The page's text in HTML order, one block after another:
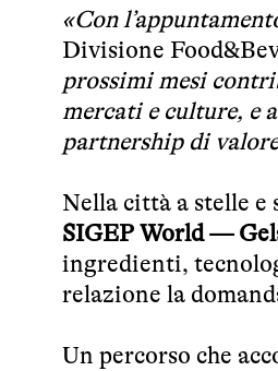
«Con
Divisione
prossimi mesi
mercati e culture, e
partnership di
Nella città a stelle
SIGEP World —
ingredienti,
relazione la
Un percorso che